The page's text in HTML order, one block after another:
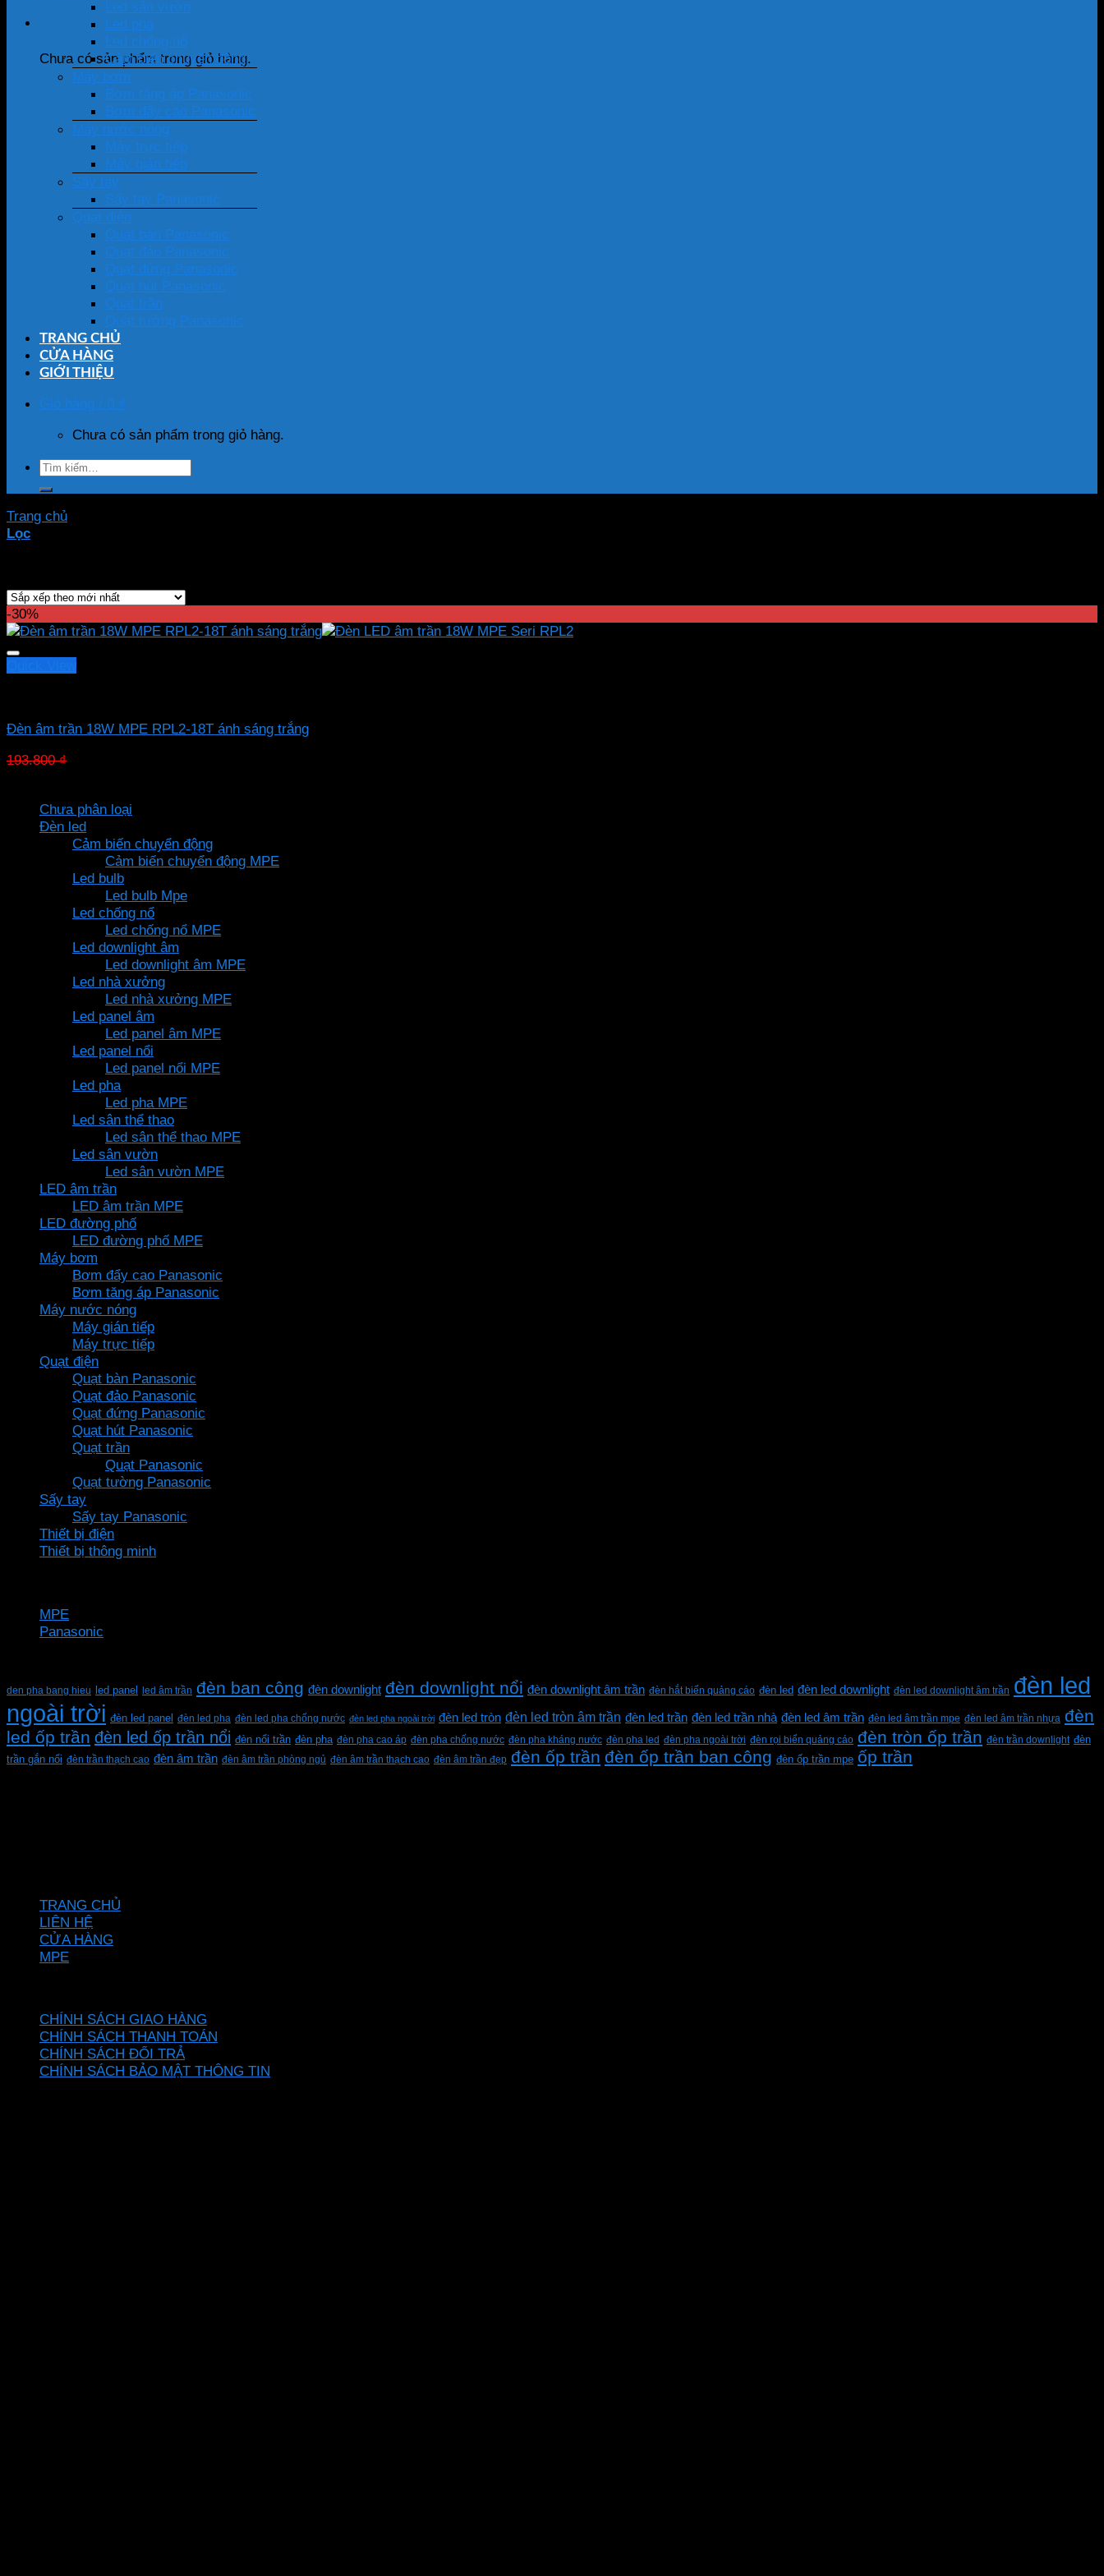
Giỏ hàng
Chưa có sản phẩm trong giỏ hàng.
Led sân vườn
Led pha
Led chống nổ
Cảm biến chuyển động
Máy bơm
Bơm tăng áp Panasonic
Bơm đẩy cao Panasonic
Máy nước nóng
Máy trực tiếp
Máy gián tiếp
Sấy tay
Sấy tay Panasonic
Quạt điện
Quạt bàn Panasonic
Quạt đảo Panasonic
Quạt đứng Panasonic
Quạt hút Panasonic
Quạt trần
Quạt tường Panasonic
TRANG CHỦ
CỬA HÀNG
GIỚI THIỆU
Giỏ hàng / 0 ₫
Chưa có sản phẩm trong giỏ hàng.
Tìm
Trang chủ
Lọc
-30%
Đèn âm trần 18W MPE RPL2-18T ánh sáng trắng
193.800₫
193.800 ₫.là:
Chưa phân loại
Đèn led
Cảm biến chuyển động
Cảm biến chuyển động MPE
Led bulb
Led bulb Mpe
Led chống nổ
Led chống nổ MPE
Led downlight âm
Led downlight âm MPE
Led nhà xưởng
Led nhà xưởng MPE
Led panel âm
Led panel âm MPE
Led panel nổi
Led panel nổi MPE
Led pha
Led pha MPE
Led sân thể thao
Led sân thể thao MPE
Led sân vườn
Led sân vườn MPE
LED âm trần
LED âm trần MPE
LED đường phố
LED đường phố MPE
Máy bơm
Bơm đẩy cao Panasonic
Bơm tăng áp Panasonic
Máy nước nóng
Máy gián tiếp
Máy trực tiếp
Quạt điện
Quạt bàn Panasonic
Quạt đảo Panasonic
Quạt đứng Panasonic
Quạt hút Panasonic
Quạt trần
Quạt Panasonic
Quạt tường Panasonic
Sấy tay
Sấy tay Panasonic
Thiết bị điện
Thiết bị thông minh
MPE
Panasonic
den pha bang hieu led panel led âm trần đèn ban công đèn downlight đèn downlight nổi đèn downlight âm trần đèn hắt biển quảng cáo đèn led đèn led downlight đèn led downlight âm trần đèn led
ngoài trời đèn led panel đèn led pha đèn led pha chống nước đèn led pha ngoài trời đèn led tròn đèn led tròn âm trần đèn led trần đèn led trần nhà đèn led âm trần đèn led âm trần mpe đèn led âm trần nhựa đèn
led ốp trần đèn led ốp trần nổi đèn nổi trần đèn pha đèn pha cao áp đèn pha chống nước đèn pha kháng nước đèn pha led đèn pha ngoài trời đèn rọi biển quảng cáo đèn tròn ốp trần đèn trần downlight đèn
trần gắn nổi đèn trần thạch cao đèn âm trần đèn âm trần phòng ngủ đèn âm trần thạch cao đèn âm trần đẹp đèn ốp trần đèn ốp trần ban công đèn ốp trần mpe ốp trần
TRANG CHỦ
LIÊN HỆ
CỬA HÀNG
MPE
CHÍNH SÁCH GIAO HÀNG
CHÍNH SÁCH THANH TOÁN
CHÍNH SÁCH ĐỔI TRẢ
CHÍNH SÁCH BẢO MẬT THÔNG TIN